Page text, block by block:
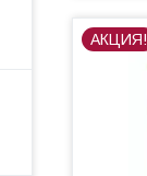
АКЦИЯ!